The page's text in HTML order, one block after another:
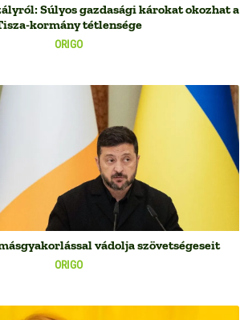
ORIGO
Súlyos gazdasági károkat okozhat a
kormány tétlensége
ORIGO
vádolja szövetségeseit